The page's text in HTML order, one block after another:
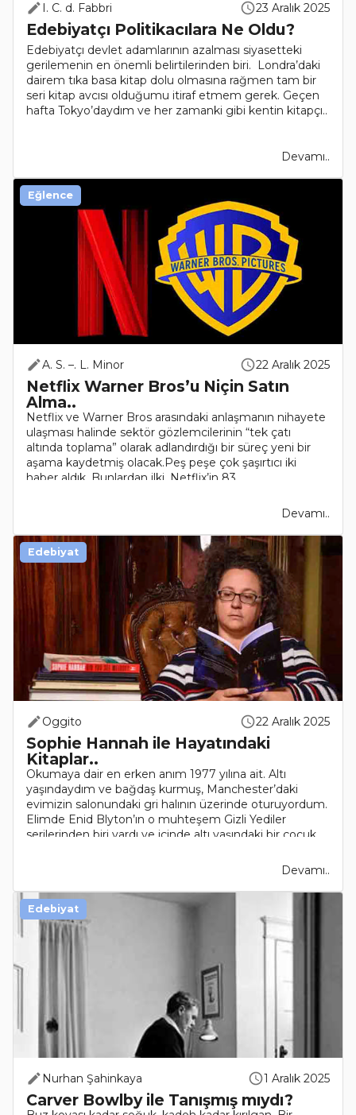
I. C. d. Fabbri 23 Aralık 2025
Edebiyatçı Politikacılara Ne Oldu?
Edebiyatçı devlet adamlarının azalması siyasetteki
gerilemenin en önemli belirtilerinden biri. Londra’daki
dairem tıka basa kitap dolu olmasına rağmen tam bir
seri kitap avcısı olduğumu itiraf etmem gerek. Geçen
hafta Tokyo’daydım ve her zamanki gibi kentin kitapçı..
Devamı..
A. S. –. L. Minor 22 Aralık 2025
Netflix Warner Bros’u Niçin Satın
Alma..
Netflix ve Warner Bros arasındaki anlaşmanın nihayete
ulaşması halinde sektör gözlemcilerinin “tek çatı
altında toplama” olarak adlandırdığı bir süreç yeni bir
aşama kaydetmiş olacak.Peş peşe çok şaşırtıcı iki
haber aldık. Bunlardan ilki, Netflix’in 83..
Devamı..
Eğlence
Oggito 22 Aralık 2025
Sophie Hannah ile Hayatındaki
Kitaplar..
Okumaya dair en erken anım 1977 yılına ait. Altı
yaşındaydım ve bağdaş kurmuş, Manchester’daki
evimizin salonundaki gri halının üzerinde oturuyordum.
Elimde Enid Blyton’ın o muhteşem Gizli Yediler
serilerinden biri vardı ve içinde altı yaşındaki bir çocuk..
Devamı..
Edebiyat
Nurhan Şahinkaya 1 Aralık 2025
Carver Bowlby ile Tanışmış mıydı?
Edebiyat